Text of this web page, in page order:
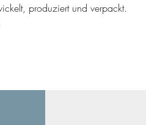
produziert und verpackt.